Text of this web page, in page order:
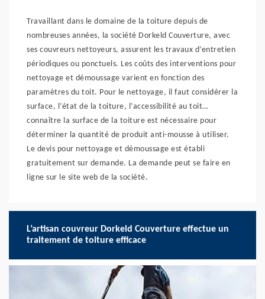
Travaillant dans le domaine de la toiture depuis de
nombreuses années, la société Dorkeld Couverture, avec
ses couvreurs nettoyeurs, assurent les travaux d’entretien
périodiques ou ponctuels. Les coûts des interventions pour
nettoyage et démoussage varient en fonction des
paramètres du toit. Pour le nettoyage, il faut considérer la
surface, l’état de la toiture, l’accessibilité au toit…
connaître la surface de la toiture est nécessaire pour
déterminer la quantité de produit anti-mousse à utiliser.
Le devis pour nettoyage et démoussage est établi
gratuitement sur demande. La demande peut se faire en
ligne sur le site web de la société.
L’artisan couvreur Dorkeld Couverture effectue un
traitement de toiture efficace